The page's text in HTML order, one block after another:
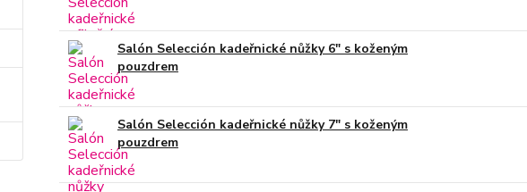
Salón Selección kadeřnické nůžky 6" s koženým
pouzdrem
Salón Selección kadeřnické nůžky 7" s koženým
pouzdrem